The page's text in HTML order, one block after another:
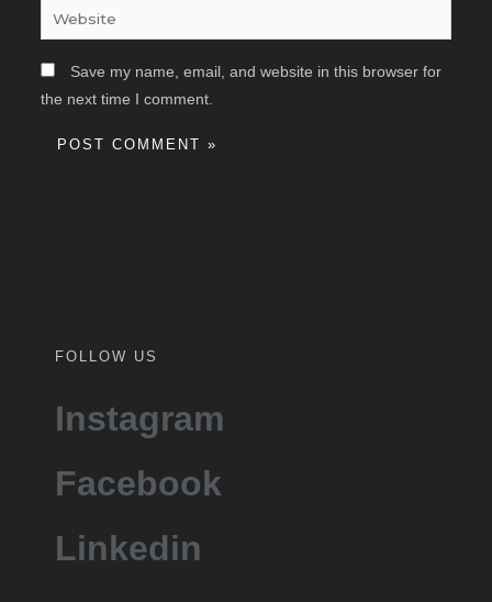
Website
Save my name, email, and website in this browser for
the next time I comment.
FOLLOW US
Instagram
Facebook
Linkedin